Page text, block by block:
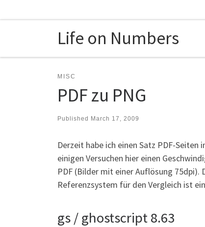
Life on Numbers
MISC
PDF zu PNG
Published March 17, 2009
Derzeit habe ich einen Satz PDF-
einigen Versuchen hier einen
PDF (Bilder mit einer Auflösung 75dpi).
Referenzsystem für den Vergleich ist
gs / ghostscript 8.63